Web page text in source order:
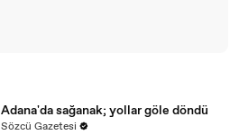
Adana'da sağanak; yollar göle döndü
Sözcü Gazetesi